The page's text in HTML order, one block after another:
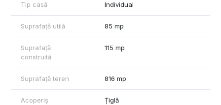
Tip casă Individual
Suprafață utilă 85 mp
Suprafață
construită
115 mp
Suprafață teren 816 mp
Acoperiș Țiglă